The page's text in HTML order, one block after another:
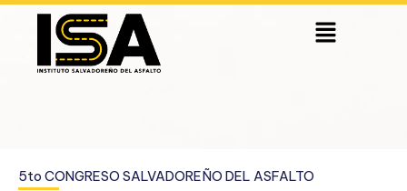
Skip
Menu
5to CONGRESO SALVADOREÑO DEL ASFALTO